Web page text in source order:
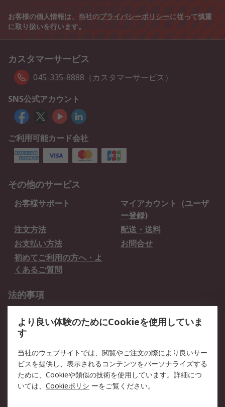
お客様の個人情報は、当社のプライバシーポリシーに従って慎重
に取り扱いを行います。
カスタマーサービス
045-335-8888（カスタマーサービス）
SNS公式アカウント
ご利用可能カード会社
その他のサービス
お客様サポート
マイアカウント（ユーザ
ー登録)
注文方法
配送・送料
お支払い方法
お問合せ
初めてご利用の方へ・よ
くあるご質問
法的事項
クッキーポリシー
RSについて
会社概要
採用情報
プレスリリース＆お知ら
コーポレートサイト
より良い体験のためにCookieを使用していま
す
当社のウェブサイトでは、閲覧やご注文の際により良いサー
ビスを提供し、表示されるコンテンツをパーソナライズする
ために、Cookieや類似の技術を使用しています。詳細につ
いては、 Cookieポリシ ーをご覧ください。